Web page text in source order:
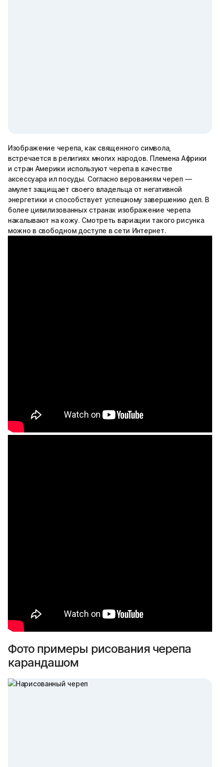
Изображение черепа, как священного символа,
встречается в религиях многих народов. Племена Африки
и стран Америки используют черепа в качестве
аксессуара ил посуды. Согласно верованиям череп —
амулет защищает своего владельца от негативной
энергетики и способствует успешному завершению дел. В
более цивилизованных странах изображение черепа
накалывают на кожу. Смотреть вариации такого рисунка
можно в свободном доступе в сети Интернет.
Фото примеры рисования черепа
карандашом